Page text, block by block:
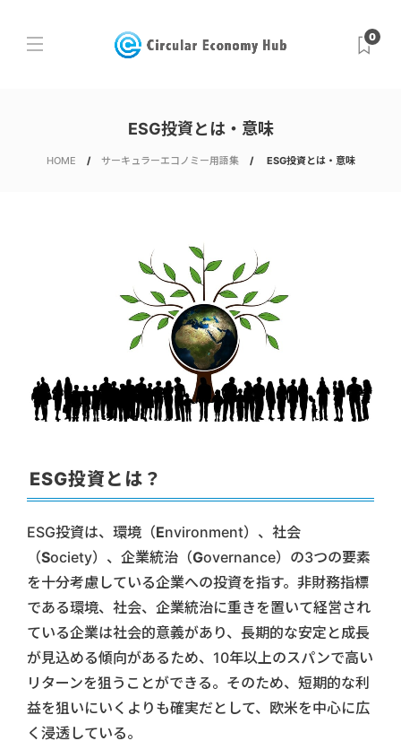
0
ESG投資とは・意味
HOME サーキュラーエコノミー用語集 ESG投資とは・意味
ESG投資とは？
ESG投資は、環境（Environment）、社会
（Society）、企業統治（Governance）の3つの要素
を十分考慮している企業への投資を指す。非財務指標
である環境、社会、企業統治に重きを置いて経営され
ている企業は社会的意義があり、長期的な安定と成長
が見込める傾向があるため、10年以上のスパンで高い
リターンを狙うことができる。そのため、短期的な利
益を狙いにいくよりも確実だとして、欧米を中心に広
く浸透している。